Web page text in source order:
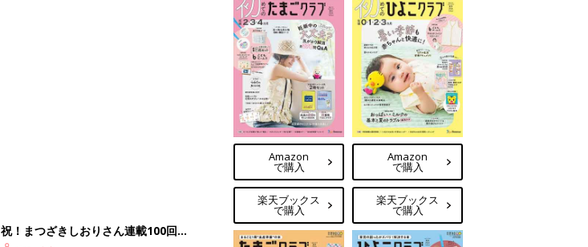
Amazon
で購入
楽天ブックス
で購入
Amazon
で購入
楽天ブックス
で購入